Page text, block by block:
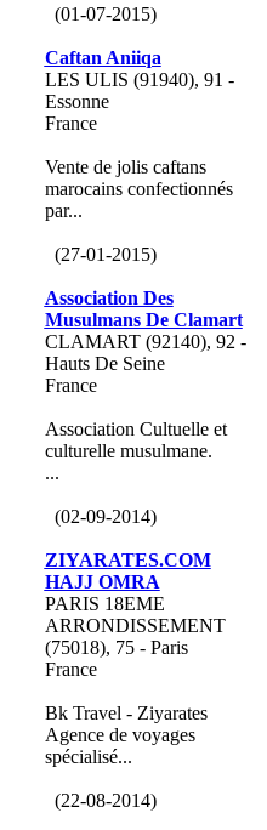
(01-07-2015)
Caftan Aniiqa
LES ULIS (91940), 91 -
Essonne
France
Vente de jolis caftans
marocains confectionnés
par...
(27-01-2015)
Association Des
Musulmans De Clamart
CLAMART (92140), 92 -
Hauts De Seine
France
Association Cultuelle et
culturelle musulmane.
...
(02-09-2014)
ZIYARATES.COM
HAJJ OMRA
PARIS 18EME
ARRONDISSEMENT
(75018), 75 - Paris
France
Bk Travel - Ziyarates
Agence de voyages
spécialisé...
(22-08-2014)